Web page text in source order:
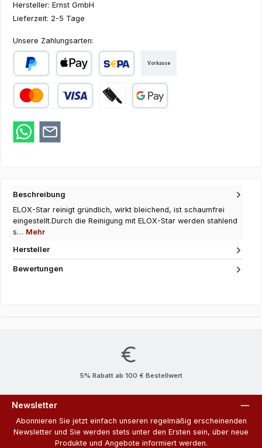
Hersteller: Ernst GmbH
Lieferzeit: 2-5 Tage
Unsere Zahlungsarten:
PayPal Apple Pay SEPA Lastschrift
Vorkasse
Beschreibung
ELOX-Star reinigt gründlich, wirkt bleichend, ist schaumfrei
eingestellt.Durch die Reinigung mit ELOX-Star werden stahlend
s… Mehr
Hersteller
Bewertungen
5% Rabatt ab 100 € Bestellwert
Newsletter
Abonnieren Sie jetzt einfach unseren regelmäßig erscheinenden
Newsletter und Sie werden stets unter den Ersten sein, über neue
Produkte und Angebote informiert werden.